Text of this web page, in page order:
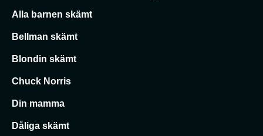
Alla barnen skämt
Bellman skämt
Blondin skämt
Chuck Norris
Din mamma
Dåliga skämt